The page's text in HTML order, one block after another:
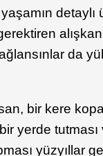
detaylı
da
bir kere
yerde tutması
yüzyıllar